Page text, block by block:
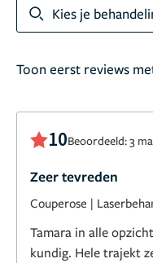
Kies je
Toon eerst reviews
10Beoordeeld: 3
Zeer tevreden
Couperose |
Tamara in alle
kundig. Hele trajekt